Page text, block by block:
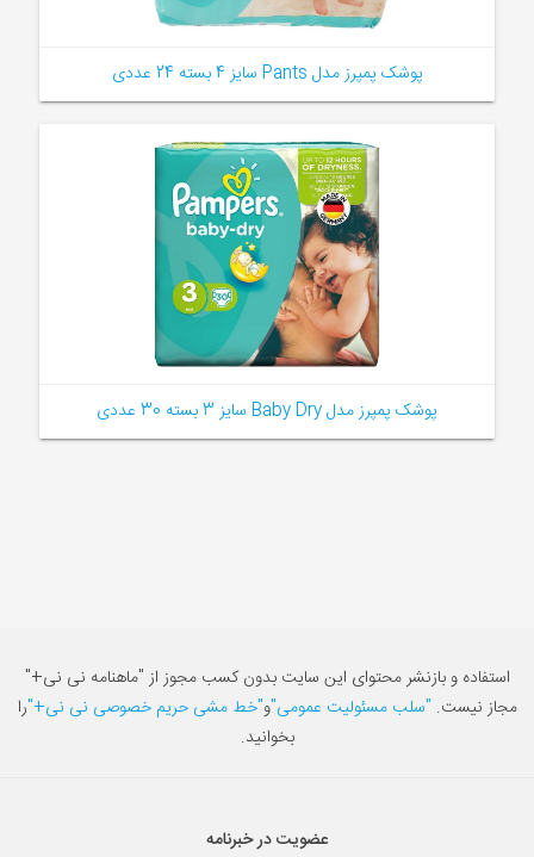
پوشک پمپرز مدل Pants سایز 4 بسته 24 عددی
پوشک پمپرز مدل Baby Dry سایز 3 بسته 30 عددی
استفاده و بازنشر محتوای این سایت بدون کسب مجوز از "ماهنامه نی نی+"
مجاز نیست. "سلب مسئولیت عمومی"و"خط مشی حریم خصوصی نی نی+"را
بخوانید.
عضویت در خبرنامه